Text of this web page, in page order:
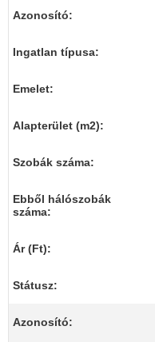
Azonosító:
Ingatlan típusa:
Emelet:
Alapterület (m2):
Szobák száma:
Ebből hálószobák
száma:
Ár (Ft):
Státusz:
Azonosító: